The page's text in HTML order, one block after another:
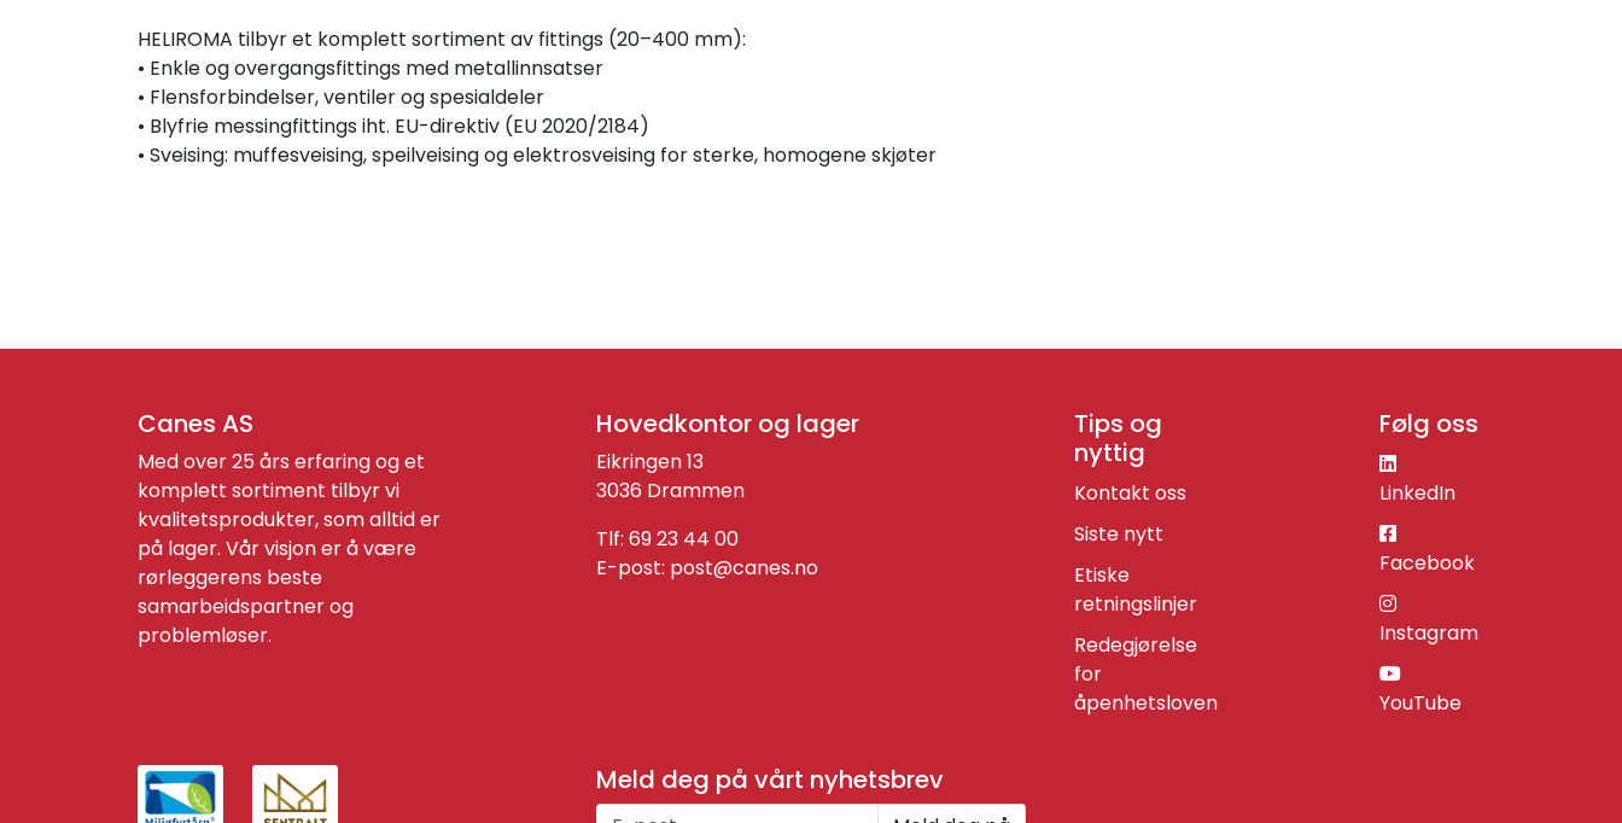
HELIROMA tilbyr et komplett sortiment av fittings (20–400 mm):
• Enkle og overgangsfittings med metallinnsatser
• Flensforbindelser, ventiler og spesialdeler
• Blyfrie messingfittings iht. EU-direktiv (EU 2020/2184)
• Sveising: muffesveising, speilveising og elektrosveising for sterke, homogene skjøter
Canes AS
Med over 25 års erfaring og et
komplett sortiment tilbyr vi
kvalitetsprodukter, som alltid er
på lager. Vår visjon er å være
rørleggerens beste
samarbeidspartner og
problemløser.
Hovedkontor og lager
Eikringen 13
3036 Drammen
Tlf: 69 23 44 00
E-post: post@canes.no
Tips og
nyttig
Kontakt oss
Siste nytt
Etiske
retningslinjer
Redegjørelse
for
åpenhetsloven
Følg oss
LinkedIn
Facebook
Instagram
YouTube
Meld deg på vårt nyhetsbrev